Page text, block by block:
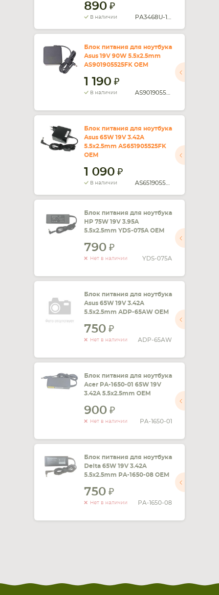
890
В наличии
Блок питания для ноутбука
Asus 19V 90W 5.5x2.5mm
AS901905525FK OEM
1 190
В наличии
Блок питания для ноутбука
Asus 65W 19V 3.42A
5.5x2.5mm AS651905525FK
OEM
1 090
В наличии
Блок питания для ноутбука
HP 75W 19V 3.95A
5.5x2.5mm YDS-075A OEM
790
Нет в наличии YDS-075A
Блок питания для ноутбука
Asus 65W 19V 3.42A
5.5x2.5mm ADP-65AW OEM
750
Нет в наличии ADP-65AW
Блок питания для ноутбука
Acer PA-1650-01 65W 19V
3.42A 5.5x2.5mm OEM
900
Нет в наличии PA-1650-01
Блок питания для ноутбука
Delta 65W 19V 3.42A
5.5x2.5mm PA-1650-08 OEM
750
Нет в наличии PA-1650-08